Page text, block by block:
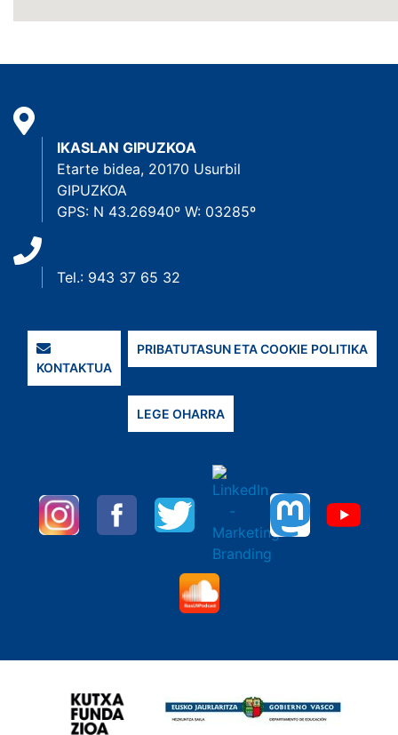
IKASLAN GIPUZKOA
Etarte bidea, 20170 Usurbil
GIPUZKOA
GPS: N 43.26940º W: 03285º
Tel.: 943 37 65 32
KONTAKTUA
PRIBATUTASUN ETA COOKIE POLITIKA
LEGE OHARRA